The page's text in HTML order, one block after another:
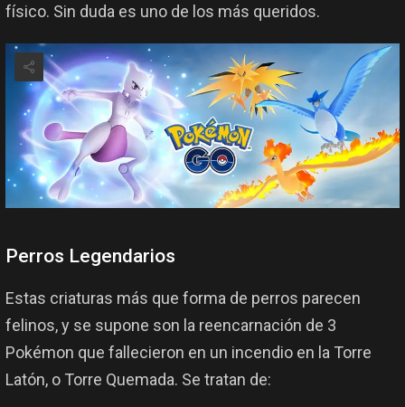
físico. Sin duda es uno de los más queridos.
Perros Legendarios
Estas criaturas más que forma de perros parecen
felinos, y se supone son la reencarnación de 3
Pokémon que fallecieron en un incendio en la Torre
Latón, o Torre Quemada. Se tratan de: